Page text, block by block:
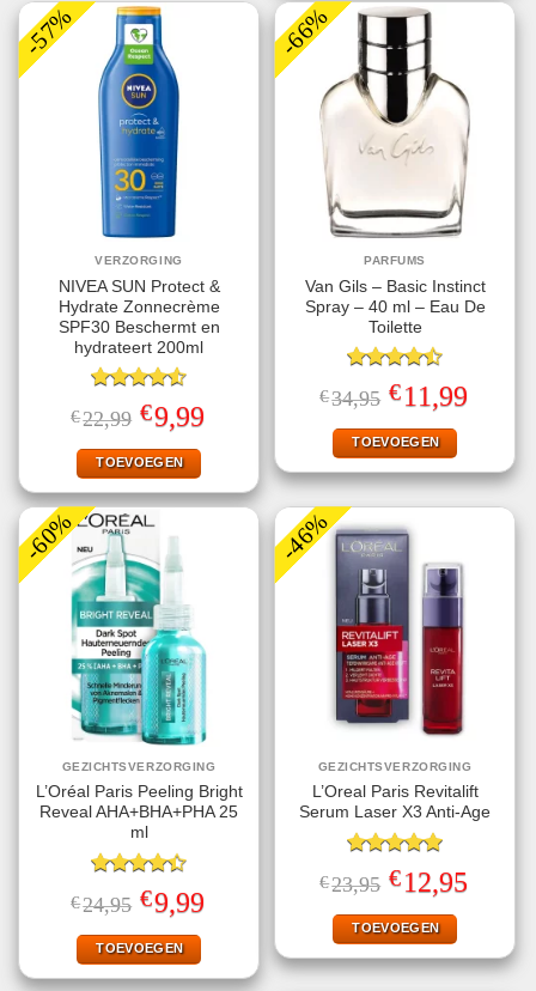
-57%
VERZORGING
NIVEA SUN Protect &
Hydrate Zonnecrème
SPF30 Beschermt en
hydrateert 200ml
Gewaardeerd
4.56uit 5
€22,99 Oorspronkelijke
prijs
was:
€22,99.
€9,99Huidige
prijs
TOEVOEGEN
-66%
PARFUMS
Van Gils – Basic Instinct
Spray – 40 ml – Eau De
Toilette
Gewaardeerd
4.50uit 5
€34,95 Oorspronkelijke
prijs
was:
€34,95.
€11,99Huidige
prijs
TOEVOEGEN
-60%
GEZICHTSVERZORGING
L’Oréal Paris Peeling Bright
Reveal AHA+BHA+PHA 25
ml
Gewaardeerd
4.40uit 5
€24,95 Oorspronkelijke
prijs
was:
€24,95.
€9,99Huidige
prijs
TOEVOEGEN
-46%
GEZICHTSVERZORGING
L’Oreal Paris Revitalift
Serum Laser X3 Anti-Age
Gewaardeerd
5.00uit 5
€23,95 Oorspronkelijke
prijs
was:
€23,95.
€12,95prijs
TOEVOEGEN